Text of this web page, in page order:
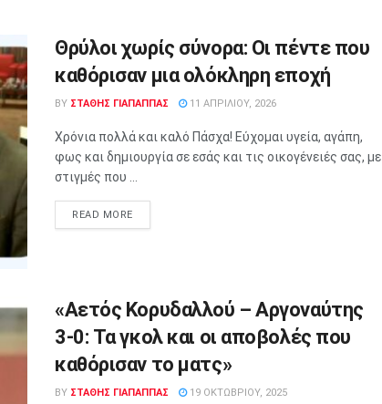
Θρύλοι χωρίς σύνορα: Οι πέντε που
καθόρισαν μια ολόκληρη εποχή
BY ΣΤΑΘΗΣ ΓΊΑΠΑΠΠΑΣ 11 ΑΠΡΙΛΊΟΥ, 2026
Χρόνια πολλά και καλό Πάσχα! Εύχομαι υγεία, αγάπη,
φως και δημιουργία σε εσάς και τις οικογένειές σας, με
στιγμές που ...
READ MORE
«Αετός Κορυδαλλού – Αργοναύτης
3-0: Τα γκολ και οι αποβολές που
καθόρισαν το ματς»
BY ΣΤΑΘΗΣ ΓΊΑΠΑΠΠΑΣ 19 ΟΚΤΩΒΡΊΟΥ, 2025